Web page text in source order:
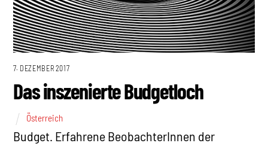
7. DEZEMBER 2017
Das inszenierte Budgetloch
Österreich
Budget. Erfahrene BeobachterInnen der